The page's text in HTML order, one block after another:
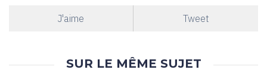
J'aime Tweet
SUR LE MÊME SUJET